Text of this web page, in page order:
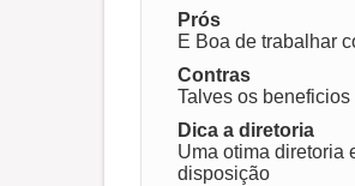
Ambiente de
Recomenda
Prós
E Boa de trabalhar
Contras
Talves os
Dica a diretoria
Uma otima diretoria
disposição